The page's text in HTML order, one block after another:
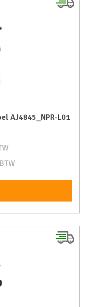
AJ4845_NPR-L01